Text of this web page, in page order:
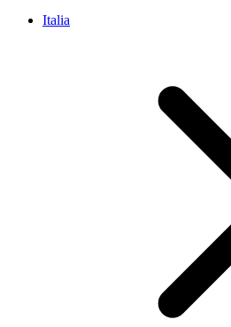
Italia